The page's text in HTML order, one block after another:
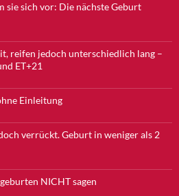
sie sich vor: Die nächste Geburt
reifen jedoch unterschiedlich lang –
ET+21
Einleitung
verrückt. Geburt in weniger als 2
NICHT sagen